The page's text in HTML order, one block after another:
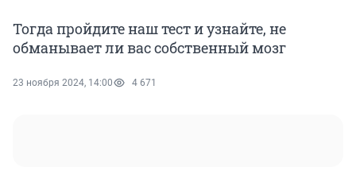
Тогда пройдите наш тест и узнайте, не
обманывает ли вас собственный мозг
23 ноября 2024, 14:00 4 671